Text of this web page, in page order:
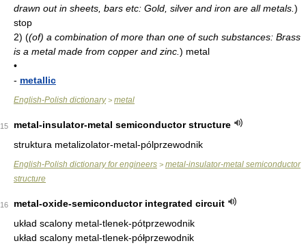
drawn out in sheets, bars etc: Gold, silver and iron are all metals. )
stop
2) ((of) a combination of more than one of such substances: Brass
is a metal made from copper and zinc. ) metal
•
- metallic
English-Polish dictionary> metal
15
metal-insulator-metal semiconductor structure
struktura metalizolator-metal-pólprzewodnik
English-Polish dictionary for engineers > metal-insulator-metal semiconductor
structure
16
metal-oxide-semiconductor integrated circuit
układ scalony metal-tlenek-pótprzewodnik
układ scalony metal-tlenek-półprzewodnik